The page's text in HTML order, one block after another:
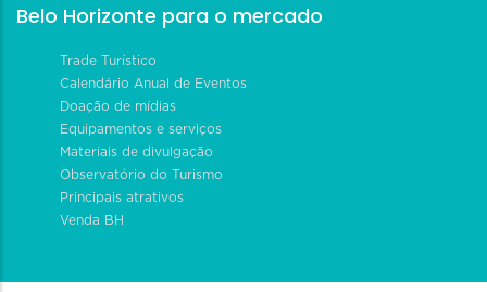
Belo Horizonte para o mercado
Trade Turístico
Calendário Anual de Eventos
Doação de mídias
Equipamentos e serviços
Materiais de divulgação
Observatório do Turismo
Principais atrativos
Venda BH